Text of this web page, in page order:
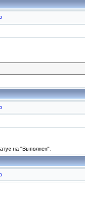
на "Выполнен".